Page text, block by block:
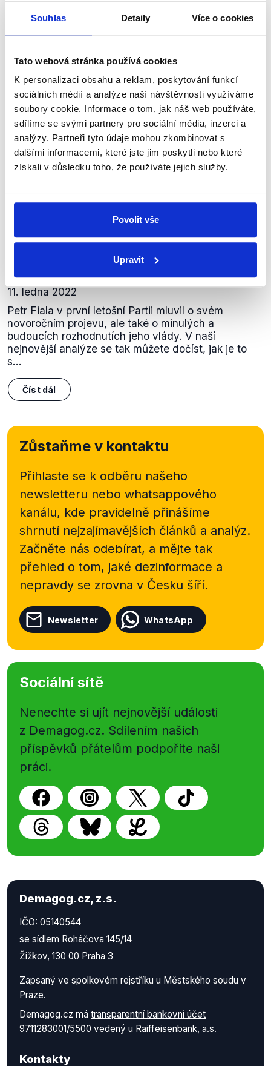
Souhlas Detaily Více o cookies
Tato webová stránka používá cookies
K personalizaci obsahu a reklam, poskytování funkcí
sociálních médií a analýze naší návštěvnosti využíváme
soubory cookie. Informace o tom, jak náš web používáte,
sdílíme se svými partnery pro sociální média, inzerci a
analýzy. Partneři tyto údaje mohou zkombinovat s
dalšími informacemi, které jste jim poskytli nebo které
získali v důsledku toho, že používáte jejich služby.
Povolit vše
Upravit
na hodnotě 4,8 procenta. Na závěr také uveďme, že
Výrok jsme zmínili
OVĚŘENO
Nový rok, nový premiér
11. ledna 2022
Petr Fiala v první letošní Partii mluvil o svém
novoročním projevu, ale také o minulých a
budoucích rozhodnutích jeho vlády. V naší
nejnovější analýze se tak můžete dočíst, jak je to
s...
Číst dál
Zůstaňme v kontaktu
Přihlaste se k odběru našeho
newsletteru nebo whatsappového
kanálu, kde pravidelně přinášíme
shrnutí nejzajímavějších článků a analýz.
Začněte nás odebírat, a mějte tak
přehled o tom, jaké dezinformace a
nepravdy se zrovna v Česku šíří.
Newsletter WhatsApp
Sociální sítě
Nenechte si ujít nejnovější události
z Demagog.cz. Sdílením našich
příspěvků přátelům podpoříte naši
práci.
Demagog.cz, z.s.
IČO: 05140544
se sídlem Roháčova 145/14
Žižkov, 130 00 Praha 3
Zapsaný ve spolkovém rejstříku u Městského soudu v
Praze.
Demagog.cz má transparentní bankovní účet
9711283001/5500 vedený u Raiffeisenbank, a.s.
Kontakty